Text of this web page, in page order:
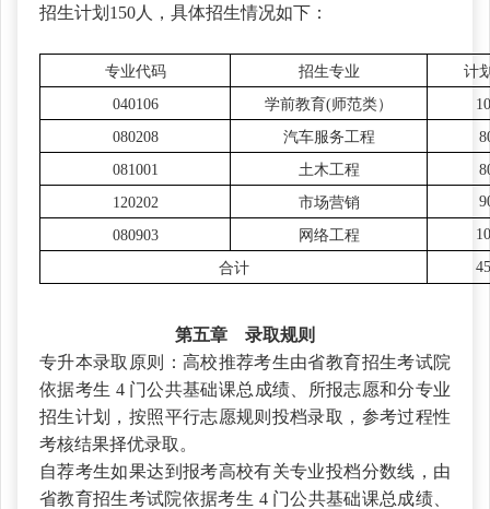
招生计划150人，具体招生情况如下：
专业代码 招生专业
计
040106
学前教育(师范类）
080208
汽车服务工程
081001
土木工程
120202
市场营销
080903 网络工程
合计
第五章 录取规则
专升本录取原则：高校推荐考生由省教育招生考试院
依据考生 4 门公共基础课总成绩、所报志愿和分专业
招生计划，按照平行志愿规则投档录取，参考过程性
考核结果择优录取。
自荐考生如果达到报考高校有关专业投档分数线，由
省教育招生考试院依据考生 4 门公共基础课总成绩、